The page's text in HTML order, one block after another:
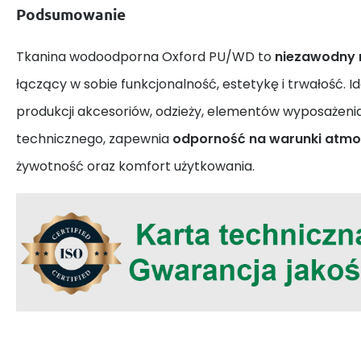
Podsumowanie
Tkanina wodoodporna Oxford PU/WD to niezawodny
łączący w sobie funkcjonalność, estetykę i trwałość.
produkcji akcesoriów, odzieży, elementów
technicznego, zapewnia odporność na warunki
żywotność oraz komfort użytkowania.